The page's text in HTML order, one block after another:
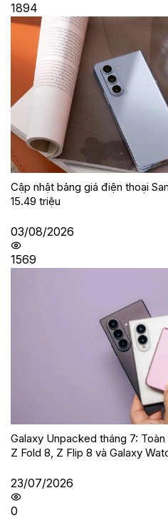
1894
Cập nhật bảng giá điện thoại
15.49 triệu
03/08/2026
1569
Galaxy Unpacked tháng 7:
Z Fold 8, Z Flip 8 và Galaxy
23/07/2026
0